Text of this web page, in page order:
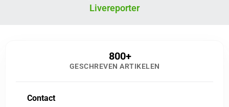
Livereporter
800+
GESCHREVEN ARTIKELEN
Contact